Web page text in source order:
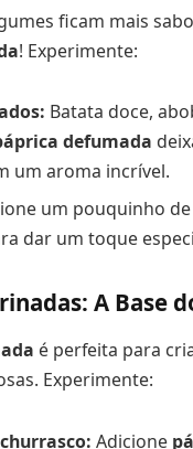
ficam mais
! Experimente:
Batata doce,
defumada
um aroma incrível.
um pouquinho de
dar um toque
A Base
é perfeita para
Experimente:
Adicione